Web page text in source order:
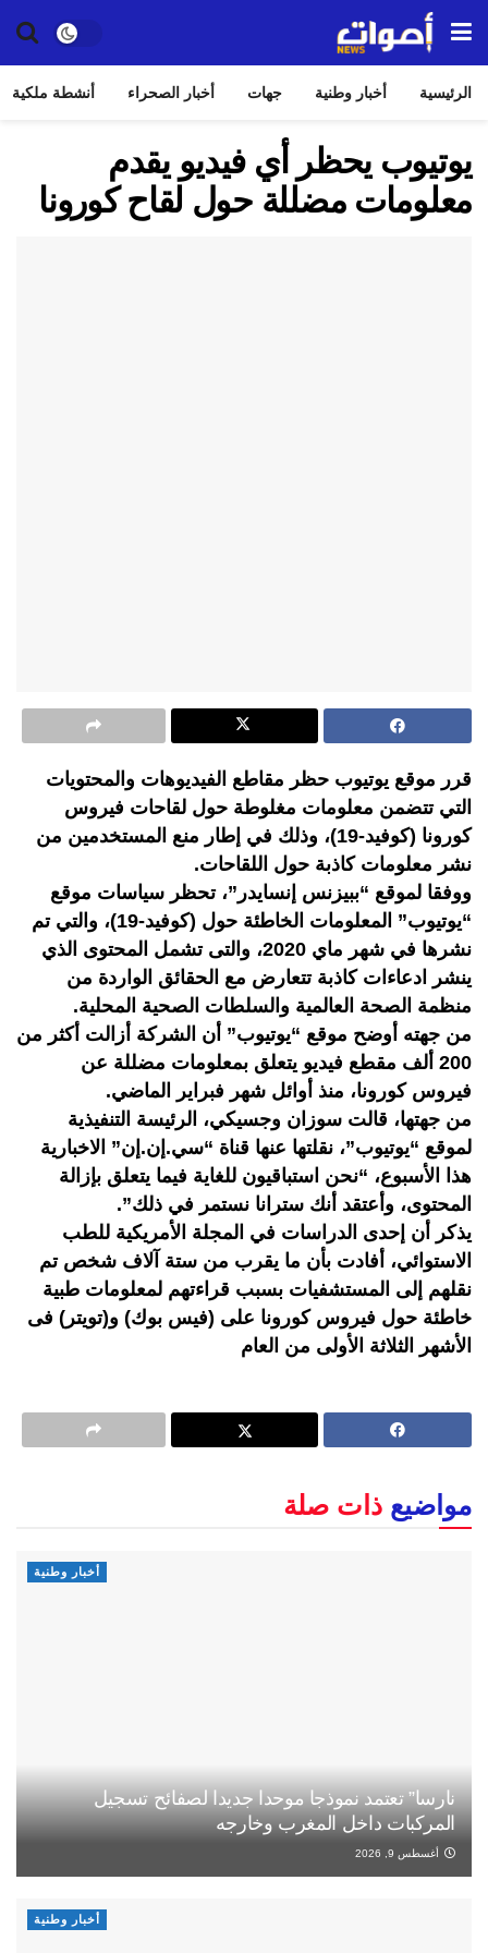
الرئيسية أخبار وطنية جهات أخبار الصحراء أنشطة ملكية
يوتيوب يحظر أي فيديو يقدم
معلومات مضللة حول لقاح كورونا
قرر موقع يوتيوب حظر مقاطع الفيديوهات والمحتويات
التي تتضمن معلومات مغلوطة حول لقاحات فيروس
كورونا (كوفيد-19)، وذلك في إطار منع المستخدمين من
نشر معلومات كاذبة حول اللقاحات.
ووفقا لموقع “ببيزنس إنسايدر”، تحظر سياسات موقع
“يوتيوب” المعلومات الخاطئة حول (كوفيد-19)، والتي تم
نشرها في شهر ماي 2020، والتى تشمل المحتوى الذي
ينشر ادعاءات كاذبة تتعارض مع الحقائق الواردة من
منظمة الصحة العالمية والسلطات الصحية المحلية.
من جهته أوضح موقع “يوتيوب” أن الشركة أزالت أكثر من
200 ألف مقطع فيديو يتعلق بمعلومات مضللة عن
فيروس كورونا، منذ أوائل شهر فبراير الماضي.
من جهتها، قالت سوزان وجسيكي، الرئيسة التنفيذية
لموقع “يوتيوب”، نقلتها عنها قناة “سي.إن.إن” الاخبارية
هذا الأسبوع، “نحن استباقيون للغاية فيما يتعلق بإزالة
المحتوى، وأعتقد أنك سترانا نستمر في ذلك”.
يذكر أن إحدى الدراسات في المجلة الأمريكية للطب
الاستوائي، أفادت بأن ما يقرب من ستة آلاف شخص تم
نقلهم إلى المستشفيات بسبب قراءتهم لمعلومات طبية
خاطئة حول فيروس كورونا على (فيس بوك) و(تويتر) فى
الأشهر الثلاثة الأولى من العام
مواضيع ذات صلة
أخبار وطنية
نارسا” تعتمد نموذجا موحدا جديدا لصفائح تسجيل
المركبات داخل المغرب وخارجه
أغسطس 9, 2026
أخبار وطنية